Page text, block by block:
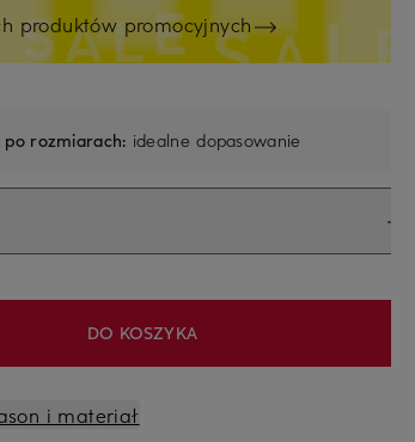
produktów promocyjnych
po rozmiarach: idealne dopasowanie
DO KOSZYKA
i materiał